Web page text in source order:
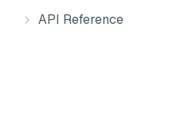
API Reference